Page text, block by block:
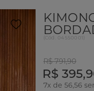
(Cód. 04550001
R$ 791,90
R$
7x de 56,56